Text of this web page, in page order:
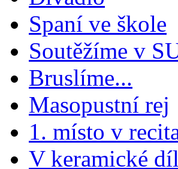
Spaní ve škole
Soutěžíme v
Bruslíme...
Masopustní rej
1. místo v
V keramické